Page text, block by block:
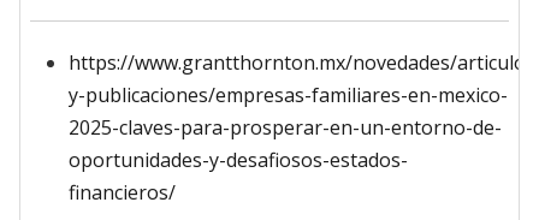
https://www.grantthornton.mx/novedades/
y-publicaciones/empresas-familiares-en-mexico-
2025-claves-para-prosperar-en-un-entorno-de-
oportunidades-y-desafiosos-estados-
financieros/